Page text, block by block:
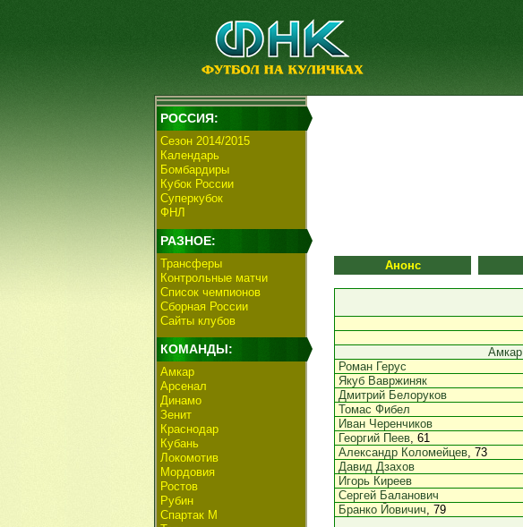
РОССИЯ:
Сезон 2014/2015
Календарь
Бомбардиры
Кубок России
Суперкубок
ФНЛ
РАЗНОЕ:
Трансферы
Контрольные матчи
Список чемпионов
Сборная России
Сайты клубов
КОМАНДЫ:
Амкар
Арсенал
Динамо
Зенит
Краснодар
Кубань
Локомотив
Мордовия
Ростов
Рубин
Спартак М
Анонс
Амкар
Роман Герус
Якуб Вавржиняк
Дмитрий Белоруков
Томас Фибел
Иван Черенчиков
Георгий Пеев, 61
Александр Коломейцев, 73
Давид Дзахов
Игорь Киреев
Сергей Баланович
Бранко Йовичич, 79